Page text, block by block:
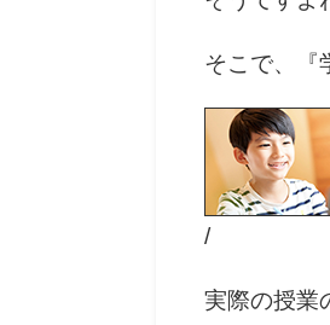
そこで、『
/
実際の授業